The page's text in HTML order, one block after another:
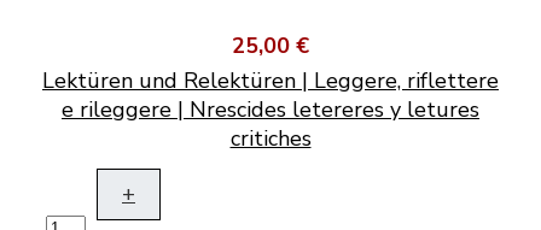
25,00 €
Lektüren und Relektüren | Leggere, riflettere
e rileggere | Nrescides letereres y letures
critiches
+